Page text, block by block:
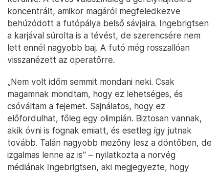
koncentrált, amikor magáról megfeledkezve
behúzódott a futópálya belső sávjaira. Ingebrigtsen
a karjával súrolta is a tévést, de szerencsére nem
lett ennél nagyobb baj. A futó még rosszallóan
visszanézett az operatőrre.
„Nem volt időm semmit mondani neki. Csak
magamnak mondtam, hogy ez lehetséges, és
csóváltam a fejemet. Sajnálatos, hogy ez
előfordulhat, főleg egy olimpián. Biztosan vannak,
akik óvni is fognak emiatt, és esetleg így jutnak
tovább. Talán nagyobb mezőny lesz a döntőben, de
izgalmas lenne az is” – nyilatkozta a norvég
médiának Ingebrigtsen, aki megjegyezte, hogy